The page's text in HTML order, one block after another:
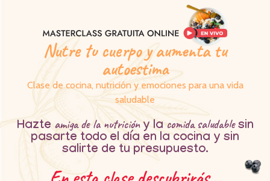
Nutre tu cuerpo y aumenta tu
autoestima
Clase de cocina, nutrición y emociones para una vida
saludable
Hazte amiga de la nutricióny lacomida saludablesin
pasarte todo el día en la cocina y sin
salirte de tu presupuesto.